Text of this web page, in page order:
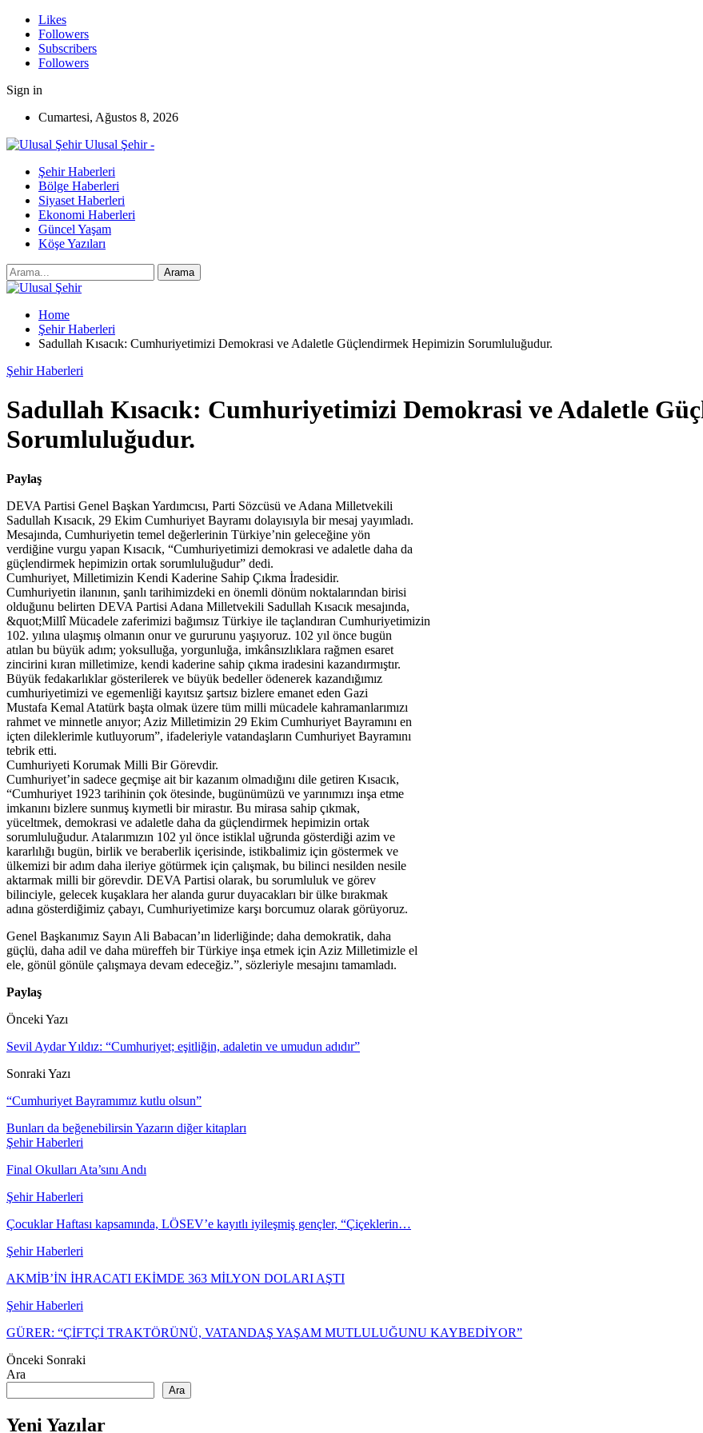
Likes
Followers
Subscribers
Followers
Sign in
Cumartesi, Ağustos 8, 2026
Ulusal Şehir -
Şehir Haberleri
Bölge Haberleri
Siyaset Haberleri
Ekonomi Haberleri
Güncel Yaşam
Köşe Yazıları
Home
Şehir Haberleri
Sadullah Kısacık: Cumhuriyetimizi Demokrasi ve Adaletle Güçlendirmek Hepimizin Sorumluluğudur.
Şehir Haberleri
Sadullah Kısacık: Cumhuriyetimizi Demokrasi ve Adaletle
Sorumluluğudur.
Paylaş
DEVA Partisi Genel Başkan Yardımcısı, Parti Sözcüsü ve Adana Milletvekili
Sadullah Kısacık, 29 Ekim Cumhuriyet Bayramı dolayısıyla bir mesaj yayımladı.
Mesajında, Cumhuriyetin temel değerlerinin Türkiye’nin geleceğine yön
verdiğine vurgu yapan Kısacık, “Cumhuriyetimizi demokrasi ve adaletle daha da
güçlendirmek hepimizin ortak sorumluluğudur” dedi.
Cumhuriyet, Milletimizin Kendi Kaderine Sahip Çıkma İradesidir.
Cumhuriyetin ilanının, şanlı tarihimizdeki en önemli dönüm noktalarından birisi
olduğunu belirten DEVA Partisi Adana Milletvekili Sadullah Kısacık mesajında,
&quot;Millî Mücadele zaferimizi bağımsız Türkiye ile taçlandıran Cumhuriyetimizin
102. yılına ulaşmış olmanın onur ve gururunu yaşıyoruz. 102 yıl önce bugün
atılan bu büyük adım; yoksulluğa, yorgunluğa, imkânsızlıklara rağmen esaret
zincirini kıran milletimize, kendi kaderine sahip çıkma iradesini kazandırmıştır.
Büyük fedakarlıklar gösterilerek ve büyük bedeller ödenerek kazandığımız
cumhuriyetimizi ve egemenliği kayıtsız şartsız bizlere emanet eden Gazi
Mustafa Kemal Atatürk başta olmak üzere tüm milli mücadele kahramanlarımızı
rahmet ve minnetle anıyor; Aziz Milletimizin 29 Ekim Cumhuriyet Bayramını en
içten dileklerimle kutluyorum”, ifadeleriyle vatandaşların Cumhuriyet Bayramını
tebrik etti.
Cumhuriyeti Korumak Milli Bir Görevdir.
Cumhuriyet’in sadece geçmişe ait bir kazanım olmadığını dile getiren Kısacık,
“Cumhuriyet 1923 tarihinin çok ötesinde, bugünümüzü ve yarınımızı inşa etme
imkanını bizlere sunmuş kıymetli bir mirastır. Bu mirasa sahip çıkmak,
yüceltmek, demokrasi ve adaletle daha da güçlendirmek hepimizin ortak
sorumluluğudur. Atalarımızın 102 yıl önce istiklal uğrunda gösterdiği azim ve
kararlılığı bugün, birlik ve beraberlik içerisinde, istikbalimiz için göstermek ve
ülkemizi bir adım daha ileriye götürmek için çalışmak, bu bilinci nesilden nesile
aktarmak milli bir görevdir. DEVA Partisi olarak, bu sorumluluk ve görev
bilinciyle, gelecek kuşaklara her alanda gurur duyacakları bir ülke bırakmak
adına gösterdiğimiz çabayı, Cumhuriyetimize karşı borcumuz olarak görüyoruz.
Genel Başkanımız Sayın Ali Babacan’ın liderliğinde; daha demokratik, daha
güçlü, daha adil ve daha müreffeh bir Türkiye inşa etmek için Aziz Milletimizle el
ele, gönül gönüle çalışmaya devam edeceğiz.”, sözleriyle mesajını tamamladı.
Paylaş
Önceki Yazı
Sevil Aydar Yıldız: “Cumhuriyet; eşitliğin, adaletin ve umudun adıdır”
Sonraki Yazı
“Cumhuriyet Bayramımız kutlu olsun”
Bunları da beğenebilirsin Yazarın diğer kitapları
Şehir Haberleri
Final Okulları Ata’sını Andı
Şehir Haberleri
Çocuklar Haftası kapsamında, LÖSEV’e kayıtlı iyileşmiş gençler, “Çiçeklerin…
Şehir Haberleri
AKMİB’İN İHRACATI EKİMDE 363 MİLYON DOLARI AŞTI
Şehir Haberleri
GÜRER: “ÇİFTÇİ TRAKTÖRÜNÜ, VATANDAŞ YAŞAM MUTLULUĞUNU KAYBEDİYOR”
Önceki Sonraki
Ara
Ara
Yeni Yazılar